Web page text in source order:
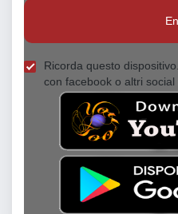
Ricorda questo
con facebook o altri